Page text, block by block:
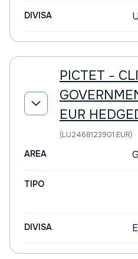
DIVISA
PICTET -
EUR
(LU2468123901 EUR)
AREA
TIPO
DIVISA